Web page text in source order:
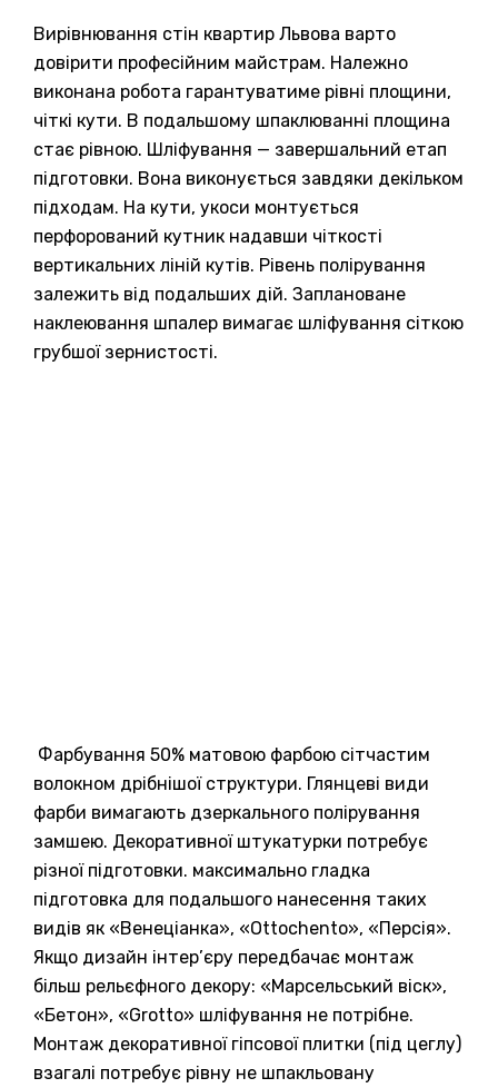
Вирівнювання стін квартир Львова варто
довірити професійним майстрам. Належно
виконана робота гарантуватиме рівні площини,
чіткі кути. В подальшому шпаклюванні площина
стає рівною. Шліфування — завершальний етап
підготовки. Вона виконується завдяки декільком
підходам. На кути, укоси монтується
перфорований кутник надавши чіткості
вертикальних ліній кутів. Рівень полірування
залежить від подальших дій. Заплановане
наклеювання шпалер вимагає шліфування сіткою
грубшої зернистості.
Фарбування 50% матовою фарбою сітчастим
волокном дрібнішої структури. Глянцеві види
фарби вимагають дзеркального полірування
замшею. Декоративної штукатурки потребує
різної підготовки. максимально гладка
підготовка для подальшого нанесення таких
видів як «Венеціанка», «Ottochento», «Персія».
Якщо дизайн інтер’єру передбачає монтаж
більш рельєфного декору: «Марсельський віск»,
«Бетон», «Grotto» шліфування не потрібне.
Монтаж декоративної гіпсової плитки (під цеглу)
взагалі потребує рівну не шпакльовану